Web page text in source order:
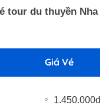
tour du thuyền Nha
Giá Vé
1.450.000đ/